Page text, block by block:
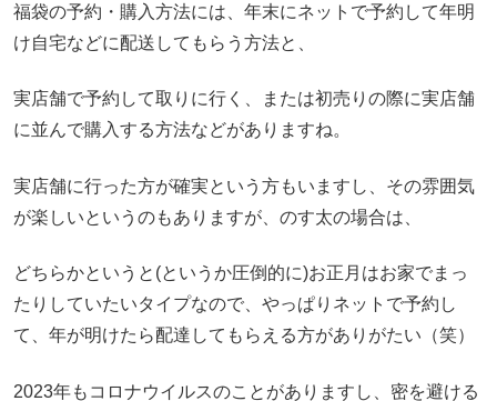
福袋の予約・購入方法には、年末にネットで予約して年明
け自宅などに配送してもらう方法と、
実店舗で予約して取りに行く、または初売りの際に実店舗
に並んで購入する方法などがありますね。
実店舗に行った方が確実という方もいますし、その雰囲気
が楽しいというのもありますが、のす太の場合は、
どちらかというと(というか圧倒的に)お正月はお家でまっ
たりしていたいタイプなので、やっぱりネットで予約し
て、年が明けたら配達してもらえる方がありがたい（笑）
2023年もコロナウイルスのことがありますし、密を避ける